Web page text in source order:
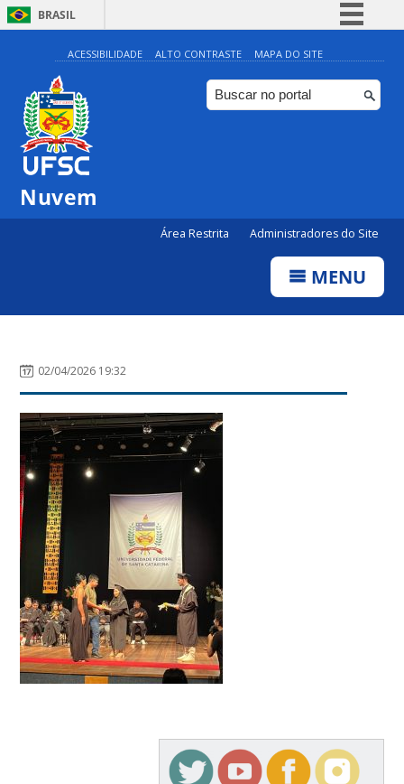
BRASIL
Simplifique!
Comunica BR
Participe
ACESSIBILIDADE ALTO CONTRASTE MAPA DO SITE
Nuvem
Área Restrita Administradores do Site
MENU
02/04/2026 19:32